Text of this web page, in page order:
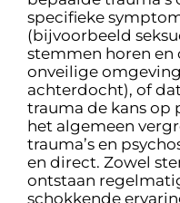
specifieke
(bijvoorbeeld
stemmen horen en
onveilige
achterdocht), of
trauma de kans op
het algemeen
trauma’s en
en direct. Zowel
ontstaan
schokkende